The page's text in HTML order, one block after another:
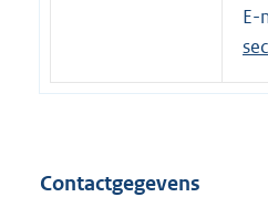
E-
Contactgegevens